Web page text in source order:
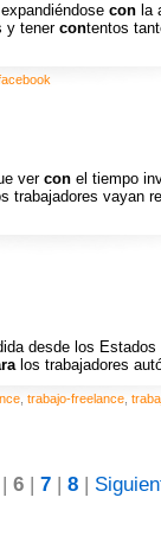
con la
y tener contentos
ver con el tiempo
trabajadores vayan
desde los
los trabajadores
trabajo-freelance
6| 7| 8|